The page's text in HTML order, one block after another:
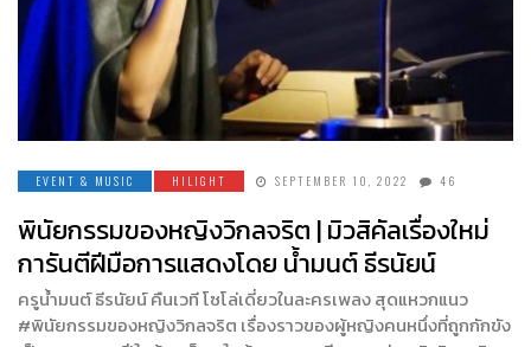
EVENT & MUSIC HILIGHT SEPTEMBER 10, 2022 46
พินัยกรรมของหญิงวิกลจริต | มิวสิคัลเรื่องใหม่
การันตีฝีมือการแสดงโดย น้ำมนต์ ธีรนัยน์
ครูน้ำมนต์ ธีรนัยน์ คืนเวที โซโล่เดี่ยวในละครเพลง สุดแหวกแนว
#พินัยกรรมของหญิงวิกลจริต เรื่องราวของผู้หญิงคนหนึ่งที่ถูกกักขัง